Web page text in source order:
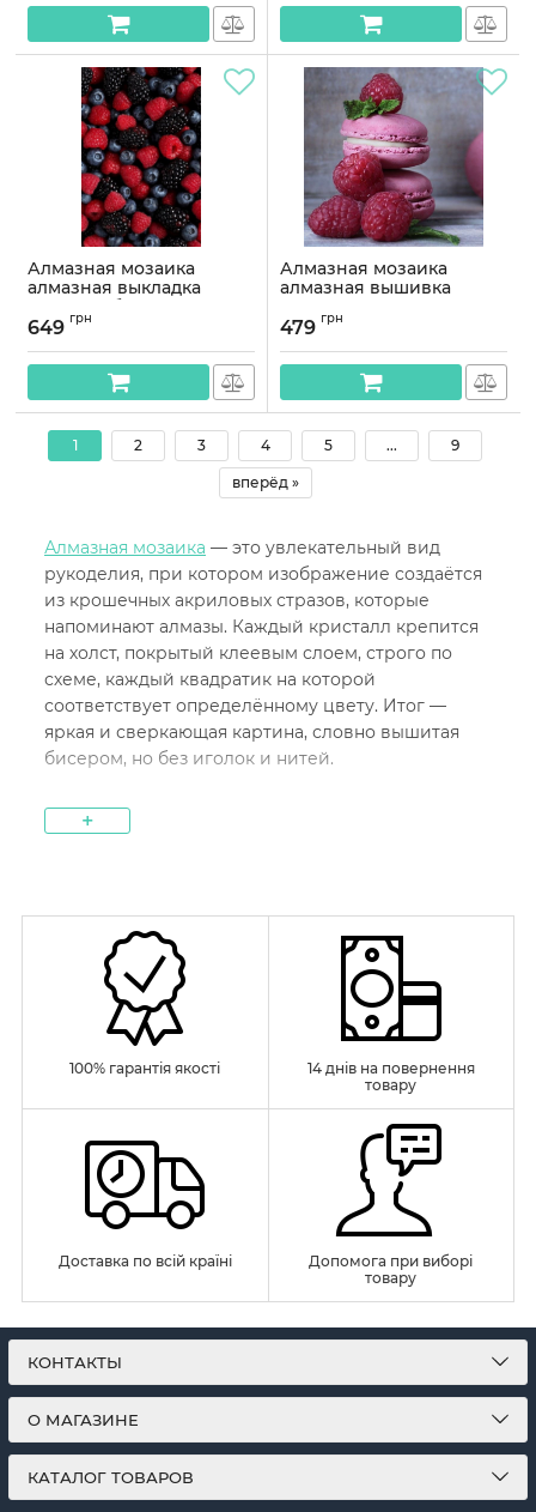
Алмазная мозаика
алмазная выкладка
Ягодный бум 50x40
OG00040SB
Артикул:OG00040SB
649 грн
Алмазная мозаика
алмазная вышивка
OG00009SS
Артикул:OG00009SS
479 грн
1 2 3 4 5 ... 9
вперёд »
Алмазная мозаика — это увлекательный вид
рукоделия, при котором изображение создаётся
из крошечных акриловых стразов, которые
напоминают алмазы. Каждый кристалл крепится
на холст, покрытый клеевым слоем, строго по
схеме, каждый квадратик на которой
соответствует определённому цвету. Итог —
яркая и сверкающая картина, словно вышитая
бисером, но без иголок и нитей.
Алмазная мозаика для кухни — это не только
творческий процесс, но и способ украсить
уют и индивидуальность. Особенно популярны
сюжеты с изображениями еды, напитков,
натюрмортов или домашних животных. Благодаря
блестящим элементам, мозаика эффектно играет
при освещении, делая кухню ещё более живой и
привлекательной.
Для кого подойдёт алмазная мозаика
Алмазная мозаика — универсальное хобби,
которое подойдёт практически каждому:
Любителям рукоделия. Выкладывание
мозаики — процесс увлекательный и
медитативный, он помогает расслабиться и
отвлечься от повседневных забот.
Тем, кто хочет украсить дом своими руками.
Готовая мозаика на кухонной стене будет
смотреться особенно уютно, ведь она
создана с душой.
+
100% гарантія якості
14 днів на повернення
товару
Доставка по всій країні
Допомога при виборі
товару
КОНТАКТЫ
О МАГАЗИНЕ
КАТАЛОГ ТОВАРОВ